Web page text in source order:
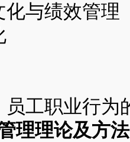
与绩效管理
员工职业行为
理理论及方法